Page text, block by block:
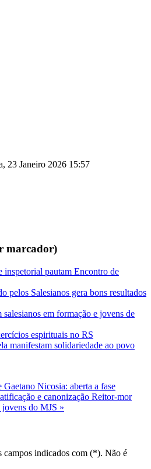
23 Janeiro 2026 15:57
marcador)
inspetorial pautam Encontro de
pelos Salesianos gera bons resultados
salesianos em formação e jovens de
espirituais no RS
manifestam solidariedade ao povo
Gaetano Nicosia: aberta a fase
e canonização Reitor-mor
do MJS »
campos indicados com (*). Não é